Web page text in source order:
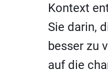
Kontext
Sie darin,
besser zu
auf die